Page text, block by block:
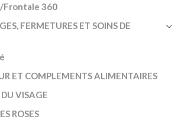
Frontale 360
FERMETURES ET SOINS DE
ET COMPLEMENTS ALIMENTAIRES
VISAGE
ROSES